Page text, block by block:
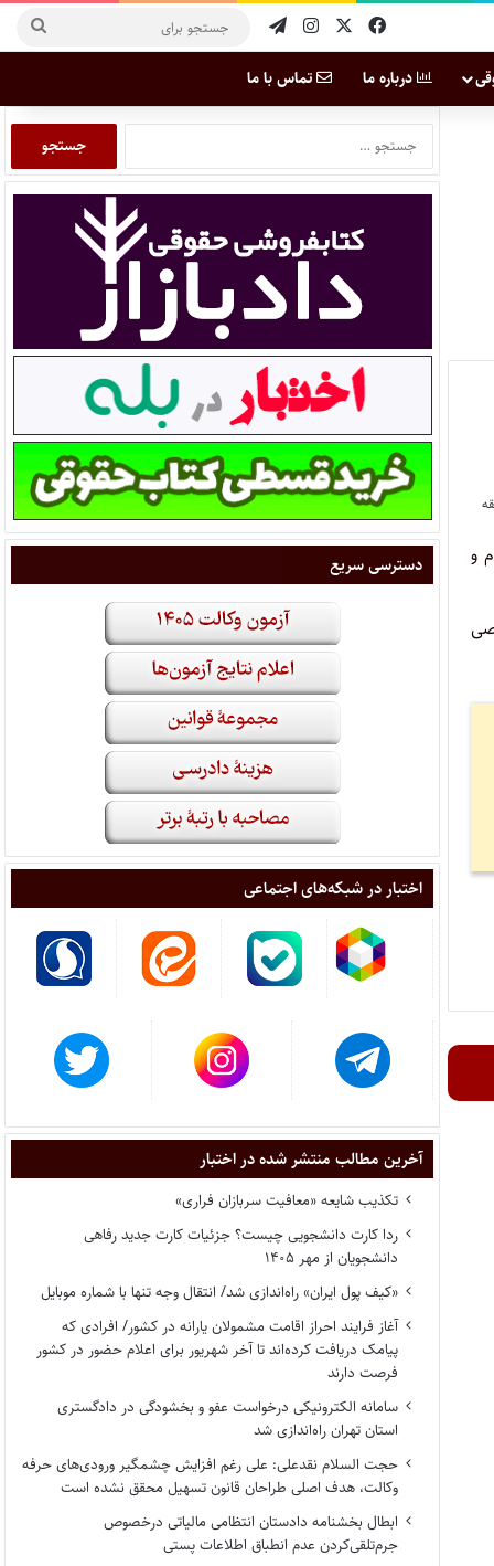
درباره ما تماس با ما
و دسترسی سریع
اختبار در شبکه‌های اجتماعی
آخرین مطالب منتشر شده در اختبار
تکذیب شایعه «معافیت سربازان فراری»
ردا کارت دانشجویی چیست؟ جزئیات کارت جدید رفاهی
دانشجویان از مهر ۱۴۰۵
«کیف پول ایران» راه‌اندازی شد/ انتقال وجه تنها با شماره موبایل
آغاز فرایند احراز اقامت مشمولان یارانه در کشور/ افرادی که
پیامک دریافت کرده‌اند تا آخر شهریور برای اعلام حضور در کشور
فرصت دارند
سامانه الکترونیکی درخواست عفو و بخشودگی در دادگستری
استان تهران راه‌اندازی شد
حجت السلام نقدعلی: علی رغم افزایش چشمگیر ورودی‌های حرفه
وکالت، هدف اصلی طراحان قانون تسهیل محقق نشده است
ابطال بخشنامه دادستان انتظامی مالیاتی درخصوص
جرم‌تلقی‌کردن عدم انطباق اطلاعات پستی